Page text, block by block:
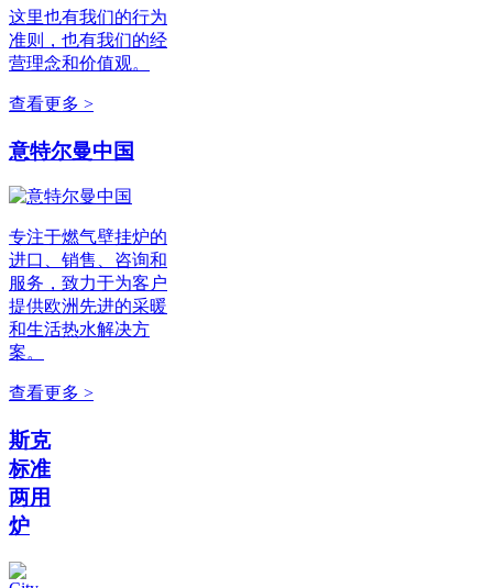
这里也有我们的行为
准则，也有我们的经
营理念和价值观。
查看更多 >
意特尔曼中国
专注于燃气壁挂炉的
进口、销售、咨询和
服务，致力于为客户
提供欧洲先进的采暖
和生活热水解决方
案。
查看更多 >
斯克
标准
两用
炉